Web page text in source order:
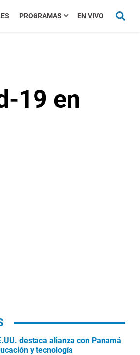
PROGRAMAS EN VIVO
19 en
destaca alianza con Panamá
y tecnología